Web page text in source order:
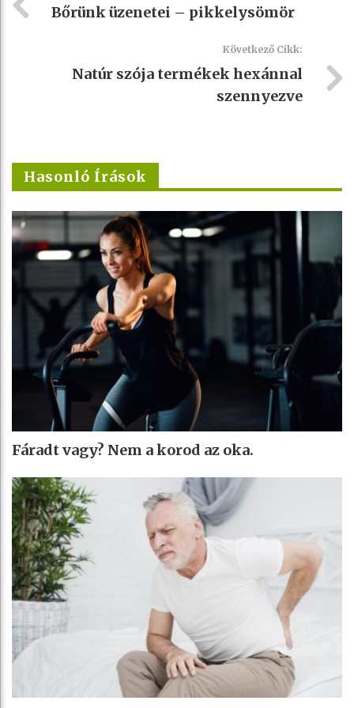
Bőrünk üzenetei – pikkelysömör
Következő Cikk:
Natúr szója termékek hexánnal
szennyezve
Hasonló Írások
Fáradt vagy? Nem a korod az oka.